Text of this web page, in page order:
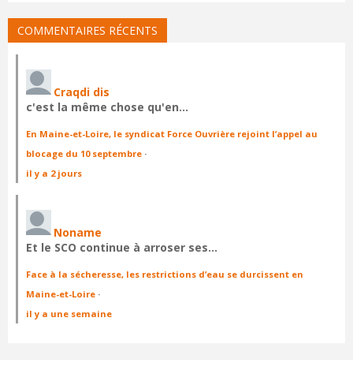
COMMENTAIRES RÉCENTS
Craqdi dis
c'est la même chose qu'en…
En Maine-et-Loire, le syndicat Force Ouvrière rejoint l’appel au
blocage du 10 septembre ·
il y a 2 jours
Noname
Et le SCO continue à arroser ses…
Face à la sécheresse, les restrictions d’eau se durcissent en
Maine-et-Loire ·
il y a une semaine